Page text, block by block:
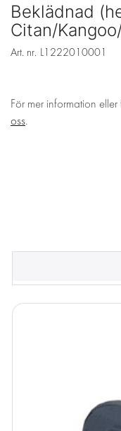
Beklädnad
Citan/
Art. nr. L1222010001
För mer information
oss.